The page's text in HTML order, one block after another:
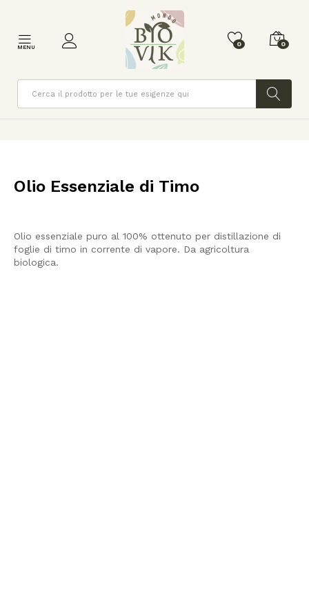
MENU 0 0
Cerca
Olio Essenziale di Timo
Olio essenziale puro al 100% ottenuto per distillazione di
foglie di timo in corrente di vapore. Da agricoltura
biologica.